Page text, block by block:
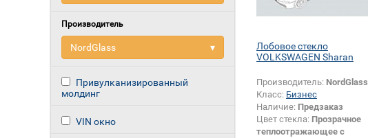
Производитель
▾
NordGlass
Привулканизированный
молдинг
VIN окно
Лобовое стекло
VOLKSWAGEN Sharan
Производитель: NordGlass
Класс: Бизнес
Наличие: Предзаказ
Цвет стекла: Прозрачное
теплоотражающее с